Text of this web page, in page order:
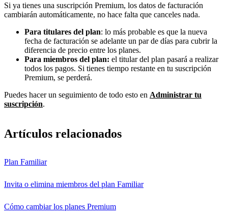
Si ya tienes una suscripción Premium, los datos de facturación
cambiarán automáticamente, no hace falta que canceles nada.
Para titulares del plan: lo más probable es que la nueva
fecha de facturación se adelante un par de días para cubrir la
diferencia de precio entre los planes.
Para miembros del plan: el titular del plan pasará a realizar
todos los pagos. Si tienes tiempo restante en tu suscripción
Premium, se perderá.
Puedes hacer un seguimiento de todo esto en Administrar tu
suscripción.
Artículos relacionados
Plan Familiar
Invita o elimina miembros del plan Familiar
Cómo cambiar los planes Premium